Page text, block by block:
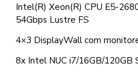
Intel(R) Xeon(R) CPU E5-
54Gbps Lustre FS
4×3 DisplayWall com
8x Intel NUC i7/16GB/120GB